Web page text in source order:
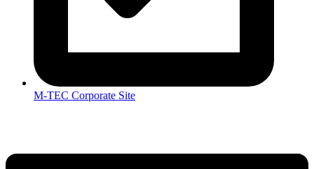
M-TEC Corporate Site